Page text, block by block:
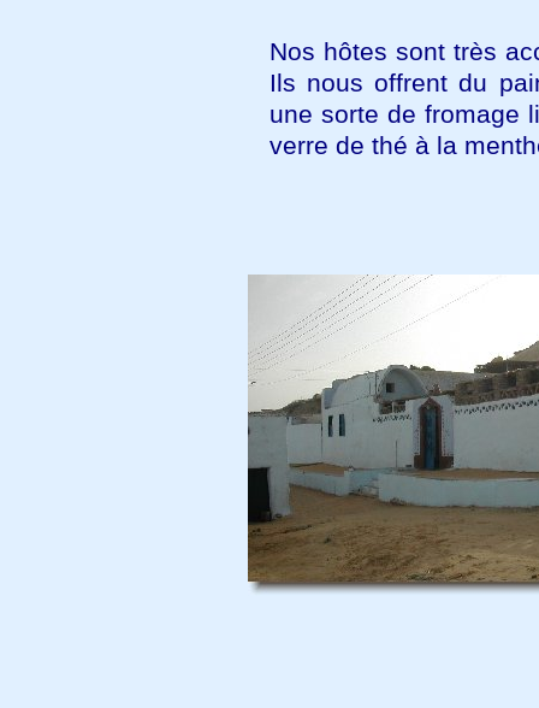
Nos hôtes sont très
Ils nous offrent du
une sorte de fromage
verre de thé à la